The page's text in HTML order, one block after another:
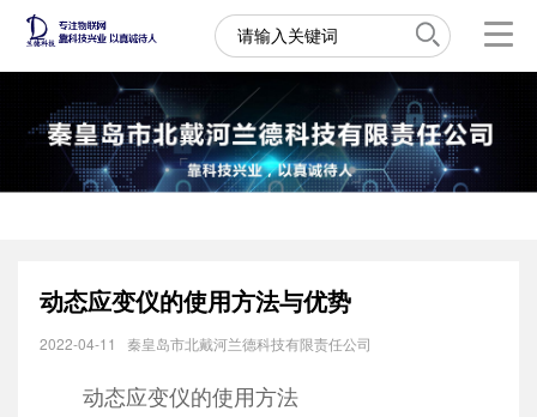
动态应变仪的使用方法与优势
2022-04-11 秦皇岛市北戴河兰德科技有限责任公司
动态应变仪的使用方法